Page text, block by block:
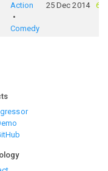
Action
Comedy
25 Dec 2014